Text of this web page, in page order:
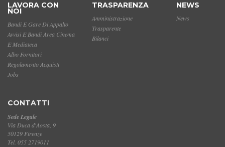
LAVORA CON
NOI
Bandi E Gare Di Appalto
Avvisi E Bandi Area Cinema
E Mediateca
Albo Fornitori
Regolamento Acquisti
Jobs
TRASPARENZA
Amministrazione
Trasparente
Bilanci
NEWS
News
CONTATTI
Sede Legale
Via Duca d'Aosta, 9
50129 Firenze
Tel. 055 2719011